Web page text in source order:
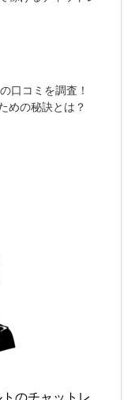
口コミを調査！
めの秘訣とは？